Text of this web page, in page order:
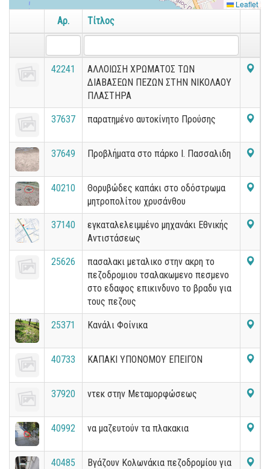
Leaflet
Αρ. Τίτλος
42241
ΑΛΛΟΙΩΣΗ ΧΡΩΜΑΤΟΣ ΤΩΝ
ΔΙΑΒΑΣΕΩΝ ΠΕΖΩΝ ΣΤΗΝ ΝΙΚΟΛΑΟΥ
ΠΛΑΣΤΗΡΑ
37637 παρατημένο αυτοκίνητο Προύσης
37649 Προβλήματα στο πάρκο Ι. Πασσαλιδη
40210
Θορυβώδες καπάκι στο οδόστρωμα
μητροπολίτου χρυσάνθου
37140
εγκαταλελειμμένο μηχανάκι Εθνικής
Αντιστάσεως
25626
πασαλακι μεταλικο στην ακρη το
πεζοδρομιου τσαλακωμενο πεσμενο
στο εδαφος επικινδυνο το βραδυ για
τους πεζους
25371 Κανάλι Φοίνικα
40733 ΚΑΠΑΚΙ ΥΠΟΝΟΜΟΥ ΕΠΕΙΓΟΝ
37920 ντεκ στην Μεταμορφώσεως
40992 να μαζευτούν τα πλακακια
40485
Βγάζουν Κολωνάκια πεζοδρομίου για